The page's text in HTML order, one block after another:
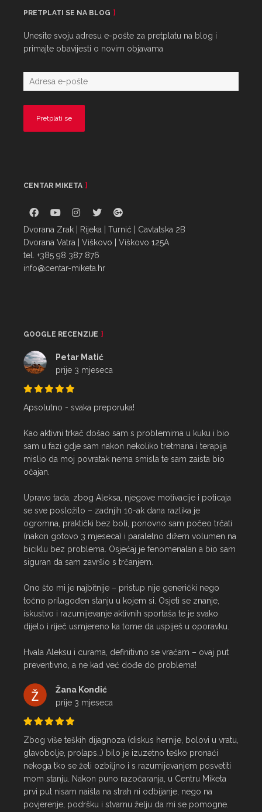
PRETPLATI SE NA BLOG
Unesite svoju adresu e-pošte za pretplatu na blog i
primajte obavijesti o novim objavama
CENTAR MIKETA
Dvorana Zrak | Rijeka | Turnić | Cavtatska 2B
Dvorana Vatra | Viškovo | Viškovo 125A
tel. +385 98 387 876
info@centar-miketa.hr
GOOGLE RECENZIJE
Petar Matić
prije 3 mjeseca
Apsolutno - svaka preporuka!
Kao aktivni trkač došao sam s problemima u kuku i bio
sam u fazi gdje sam nakon nekoliko tretmana i terapija
mislio da moj povratak nema smisla te sam zaista bio
očajan.
Upravo tada, zbog Aleksa, njegove motivacije i poticaja
se sve posložilo – zadnjih 10-ak dana razlika je
ogromna, praktički bez boli, ponovno sam počeo trčati
(nakon gotovo 3 mjeseca) i paralelno dižem volumen na
biciklu bez problema. Osjećaj je fenomenalan a bio sam
siguran da sam završio s trčanjem.
Ono što mi je najbitnije – pristup nije generički nego
točno prilagođen stanju u kojem si. Osjeti se znanje,
iskustvo i razumijevanje aktivnih sportaša te je svako
dijelo i riječ usmjereno ka tome da uspiješ u oporavku.
Hvala Aleksu i curama, definitivno se vraćam – ovaj put
preventivno, a ne kad već dođe do problema!
Žana Kondić
prije 3 mjeseca
Zbog više teških dijagnoza (diskus hernije, bolovi u vratu,
glavobolje, prolaps…) bilo je izuzetno teško pronaći
nekoga tko se želi ozbiljno i s razumijevanjem posvetiti
mom stanju. Nakon puno razočaranja, u Centru Miketa
prvi put nisam naišla na strah ni odbijanje, nego na
povjerenje, podršku i stvarnu želju da mi se pomogne.